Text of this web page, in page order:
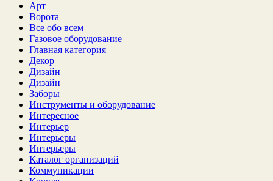
Арт
Ворота
Все обо всем
Газовое оборудование
Главная категория
Декор
Дизайн
Дизайн
Заборы
Инструменты и оборудование
Интересное
Интерьер
Интерьеры
Интерьеры
Каталог организаций
Коммуникации